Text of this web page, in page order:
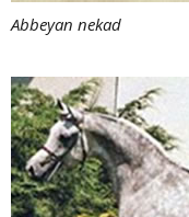
Abbeyan nekad